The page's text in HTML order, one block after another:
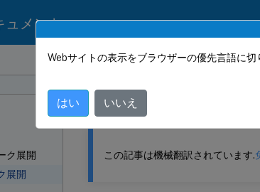
ュメント
ク展開
展開
このコンテンツは動的に機械翻訳されていま
Citrix SD-WAN Center
この記事は機械翻訳されています.
Webサイトの表示をブラウザーの優先言語に切
はい いいえ